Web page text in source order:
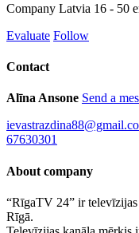
Company Latvia 16 - 50
Evaluate Follow
Contact
Alīna Ansone Send a
67630301
About company
“RīgaTV 24” ir
Rīgā.